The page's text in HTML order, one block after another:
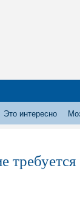
Это интересно